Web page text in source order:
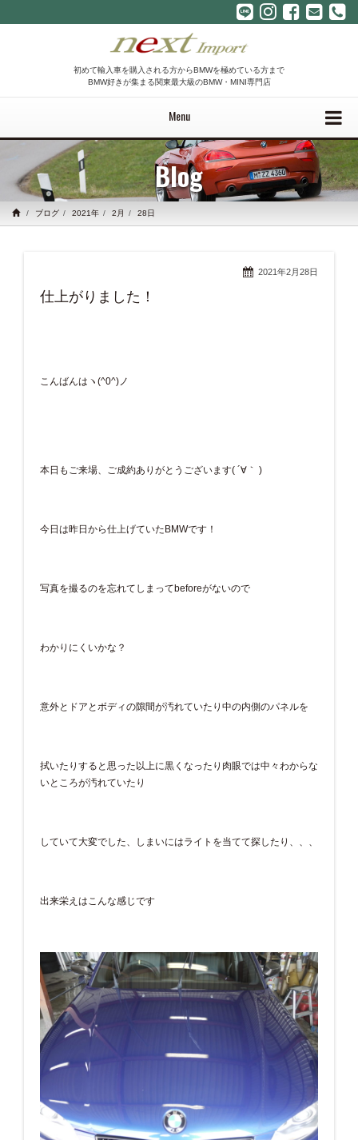
初めて輸入車を購入される方からBMWを極めている方まで
BMW好きが集まる関東最大級のBMW・MINI専門店
Menu
Blog
ブログ 2021年 2月 28日
2021年2月28日
仕上がりました！
こんばんはヽ(^0^)ノ
本日もご来場、ご成約ありがとうございます( ´∀｀ )
今日は昨日から仕上げていたBMWです！
写真を撮るのを忘れてしまってbeforeがないので
わかりにくいかな？
意外とドアとボディの隙間が汚れていたり中の内側のパネルを
拭いたりすると思った以上に黒くなったり肉眼では中々わからな
いところが汚れていたり
していて大変でした、しまいにはライトを当てて探したり、、、
出来栄えはこんな感じです